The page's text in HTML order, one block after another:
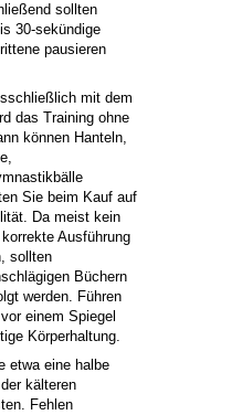
sollten
30-sekündige
pausieren
mit dem
das Training ohne
können Hanteln,
Sie beim Kauf auf
Da meist kein
Ausführung
sollten
Büchern
werden. Führen
einem Spiegel
Körperhaltung.
etwa eine halbe
kälteren
Fehlen